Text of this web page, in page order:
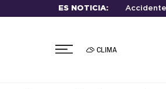
ES NOTICIA:
CLIMA